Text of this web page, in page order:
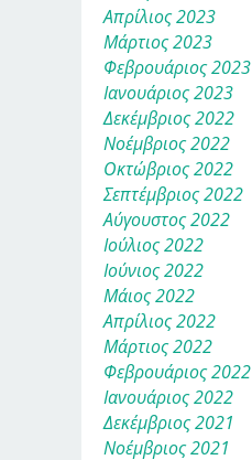
Απρίλιος 2023
Μάρτιος 2023
Φεβρουάριος 2023
Ιανουάριος 2023
Δεκέμβριος 2022
Νοέμβριος 2022
Οκτώβριος 2022
Σεπτέμβριος 2022
Αύγουστος 2022
Ιούλιος 2022
Ιούνιος 2022
Μάιος 2022
Απρίλιος 2022
Μάρτιος 2022
Φεβρουάριος 2022
Ιανουάριος 2022
Δεκέμβριος 2021
Νοέμβριος 2021